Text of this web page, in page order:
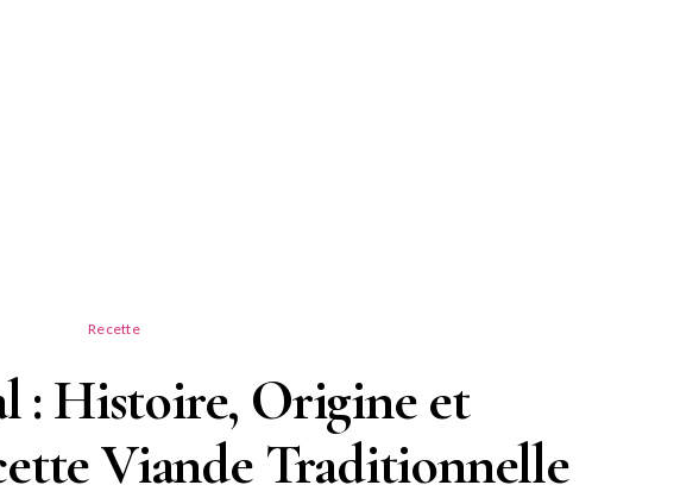
Recette
: Histoire, Origine et
Viande Traditionnelle